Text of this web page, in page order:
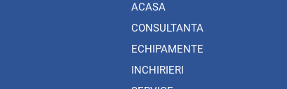
ACASA
CONSULTANTA
ECHIPAMENTE
INCHIRIERI